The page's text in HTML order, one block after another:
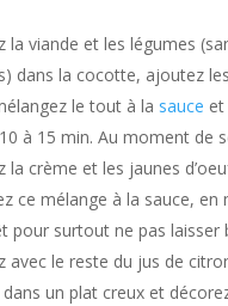
la viande et les légumes
dans la cocotte, ajoutez
le tout à la sauce
à 15 min. Au moment de
la crème et les jaunes
ce mélange à la sauce, en
pour surtout ne pas laisser
avec le reste du jus de
un plat creux et